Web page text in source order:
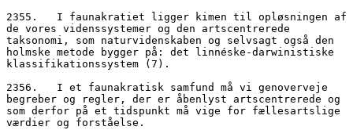
2355.   I faunakratiet ligger kimen til opløsningen af
de vores videnssystemer og den artscentrerede
taksonomi, som naturvidenskaben og selvsagt også den
holmske metode bygger på: det linnéske-darwinistiske
klassifikationssystem (7).
2356.   I et faunakratisk samfund må vi genoverveje
begreber og regler, der er åbenlyst artscentrerede og
som derfor på et tidspunkt må vige for fællesartslige
værdier og forståelse.